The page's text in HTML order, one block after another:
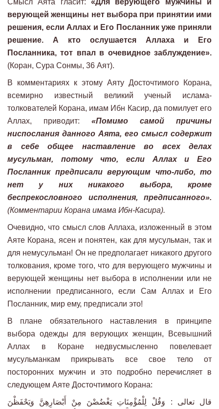
Смысл Аята гласит: «Для верующего мужчины и
верующей женщины нет выбора при принятии ими
решения, если Аллах и Его Посланник уже приняли
решение. А кто ослушается Аллаха и Его
Посланника, тот впал в очевидное заблуждение».
(Коран, Сура Сонмы, 36 Аят).
В комментариях к этому Аяту Досточтимого Корана,
всемирно известный великий ученый ислама-
толкователей Корана, имам Ибн Касир, да помилует его
Аллах, приводит: «Помимо самой причины
ниспослания данного Аята, его смысл содержит
в себе общее наставление во всех делах
мусульман, потому что, если Аллах и Его
Посланник предписали верующим что-либо, то
нет у них никакого выбора, кроме
беспрекословного исполнения, предписанного».
(Комментарии Корана имама Ибн-Касира).
Очевидно, что смысл слов Аллаха, изложенный в этом
Аяте Корана, ясен и понятен, как для мусульман, так и
для немусульман! Он не предполагает никакого другого
толкования, кроме того, что для верующего мужчины и
верующей женщины нет выбора в исполнении или не
исполнении предписанного, если Сам Аллах и Его
Посланник, мир ему, предписали это!
В плане обязательного наставления в принципе
выбора одежды для верующих женщин, Всевышний
Аллах в Коране недвусмысленно повелевает
мусульманкам прикрывать все свое тело от
посторонних мужчин и это подробно перечисляет в
следующем Аяте Досточтимого Корана:
قال تعالى : وَقُلْ لِلْمُؤْمِنَاتِ يَغْضُضْنَ مِنْ أَبْصَارِهِنَّ وَيَحْفَظْنَ